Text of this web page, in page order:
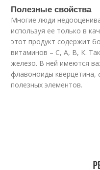
Полезные свойства
Многие люди
используя ее только в
этот продукт содержит
витаминов – С, А, В, К.
железо. В ней имеются
флавоноиды
полезных элементов.